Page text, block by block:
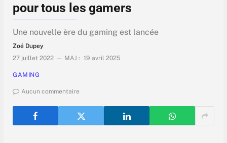
pour tous les gamers
Une nouvelle ère du gaming est lancée
Zoé Dupey
27 juillet 2022
MAJ : 19 avril 2025
GAMING
Aucun commentaire